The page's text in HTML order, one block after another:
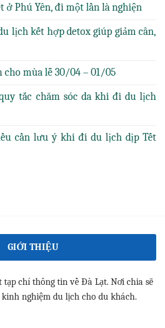
ở Phú Yên, đi một lần là nghiện
lịch kết hợp detox giúp giảm cân,
mùa lễ 30/04 – 01/05
tắc chăm sóc da khi đi du lịch
cần lưu ý khi đi du lịch dịp Tết
GIỚI THIỆU
tạp chí thông tin về Đà Lạt. Nơi chia sẽ
nghiệm du lịch cho du khách.